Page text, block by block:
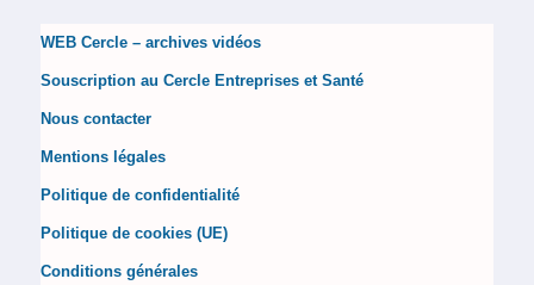
WEB Cercle – archives vidéos
Souscription au Cercle Entreprises et Santé
Nous contacter
Mentions légales
Politique de confidentialité
Politique de cookies (UE)
Conditions générales